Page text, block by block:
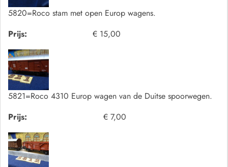
5820=Roco stam met open Europ wagens.
Prijs:
€ 15,00
5821=Roco 4310 Europ wagen van de Duitse spoorwegen.
Prijs:
€ 7,00